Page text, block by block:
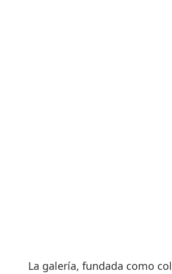
La galería, fundada como